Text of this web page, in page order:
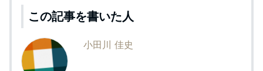
この記事を書いた人
小田川 佳史